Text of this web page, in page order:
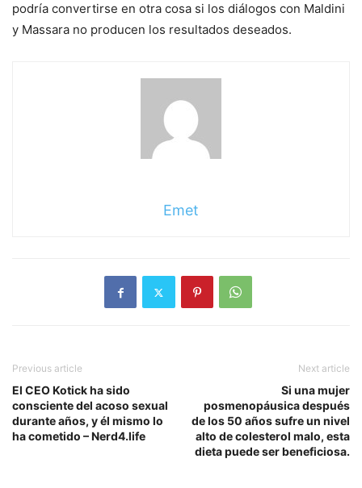
podría convertirse en otra cosa si los diálogos con Maldini
y Massara no producen los resultados deseados.
Emet
Previous article
El CEO Kotick ha sido
consciente del acoso sexual
durante años, y él mismo lo
ha cometido – Nerd4.life
Next article
Si una mujer
posmenopáusica después
de los 50 años sufre un nivel
alto de colesterol malo, esta
dieta puede ser beneficiosa.